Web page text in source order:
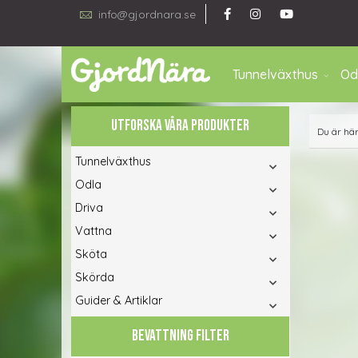
info@gjordnara.se
Tunnelväxthus
UTFORSKA VÅRA PRODUKTER
Tunnelväxthus
Odla
Driva
Vattna
Sköta
Skörda
Guider & Artiklar
BEVATTNING FILTER
Du är